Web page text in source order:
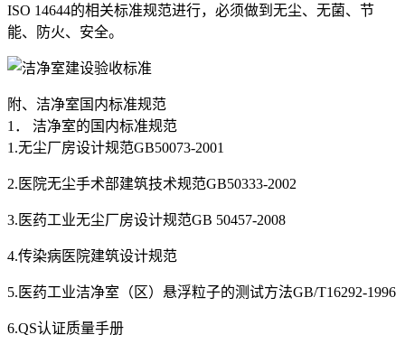
ISO 14644的相关标准规范进行，必须做到无尘、无菌、节
能、防火、安全。
附、洁净室国内标准规范
1． 洁净室的国内标准规范
1.无尘厂房设计规范GB50073-2001
2.医院无尘手术部建筑技术规范GB50333-2002
3.医药工业无尘厂房设计规范GB 50457-2008
4.传染病医院建筑设计规范
5.医药工业洁净室（区）悬浮粒子的测试方法GB/T16292-1996
6.QS认证质量手册